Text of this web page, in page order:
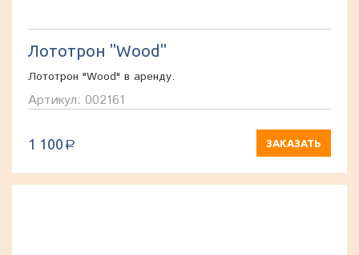
Лототрон "Wood"
Лототрон "Wood" в аренду.
Артикул: 002161
1 100 a ЗАКАЗАТЬ